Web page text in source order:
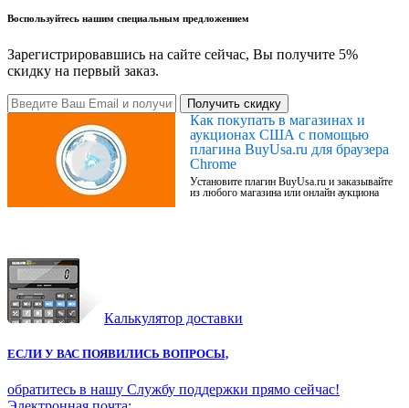
Воспользуйтесь нашим специальным предложением
Зарегистрировавшись на сайте сейчас, Вы получите 5%
скидку на первый заказ.
Получить скидку
Как покупать в магазинах и
аукционах США с помощью
плагина BuyUsa.ru для браузера
Chrome
Установите плагин BuyUsa.ru и заказывайте
из любого магазина или онлайн аукциона
Калькулятор доставки
ЕСЛИ У ВАС ПОЯВИЛИСЬ ВОПРОСЫ,
обратитесь в нашу Службу поддержки прямо сейчас!